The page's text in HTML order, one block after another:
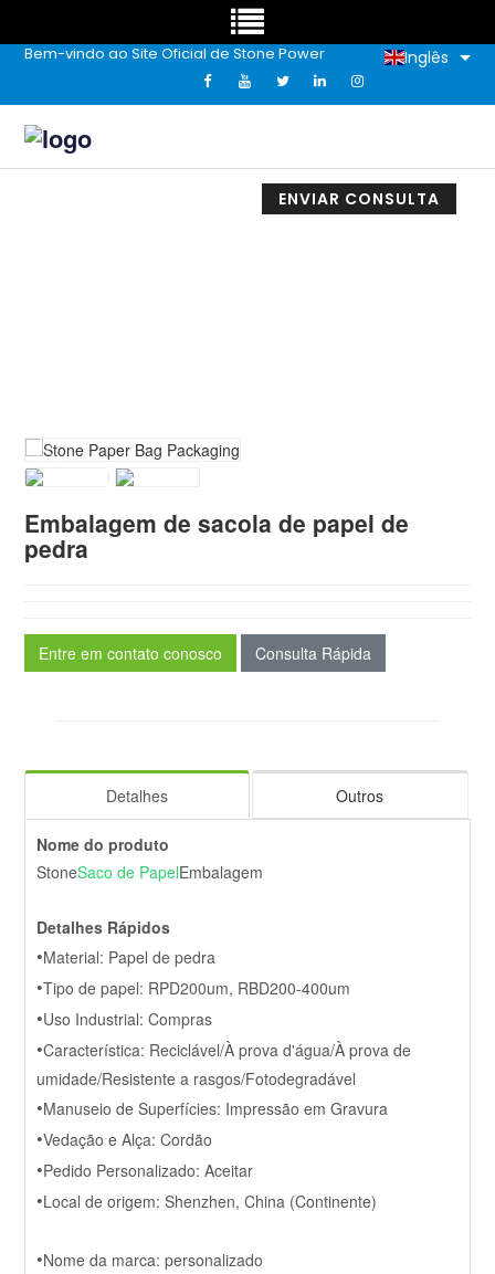
Bem-vindo ao Site Oficial de Stone Power Inglês
ENVIAR CONSULTA
Embalagem de sacola de papel de
pedra
Entre em contato conosco Consulta Rápida
Detalhes Outros
Nome do produto
StoneSaco de PapelEmbalagem
Detalhes Rápidos
•Material: Papel de pedra
•Tipo de papel: RPD200um, RBD200-400um
•Uso Industrial: Compras
•Característica: Reciclável/À prova d'água/À prova de
umidade/Resistente a rasgos/Fotodegradável
•Manuseio de Superfícies: Impressão em Gravura
•Vedação e Alça: Cordão
•Pedido Personalizado: Aceitar
•Local de origem: Shenzhen, China (Continente)
•Nome da marca: personalizado